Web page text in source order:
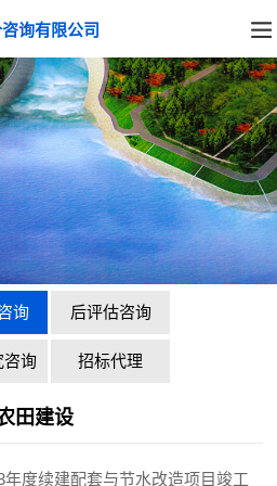
询有限公司
询 后评估咨询
咨询 招标代理
田建设
度续建配套与节水改造项目竣工